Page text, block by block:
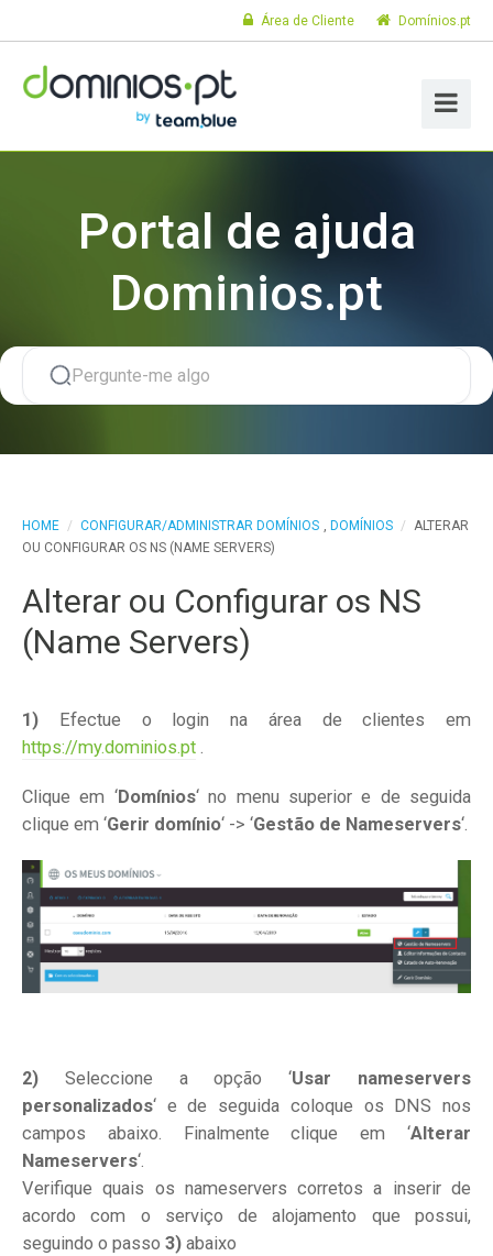
Domínios.pt
Área de Cliente
Portal de ajuda
Dominios.pt
HOME / CONFIGURAR/ADMINISTRAR DOMÍNIOS , DOMÍNIOS / ALTERAR
OU CONFIGURAR OS NS (NAME SERVERS)
Alterar ou Configurar os NS
(Name Servers)
1) Efectue o login na área de clientes em
https://my.dominios.pt .
Clique em ‘Domínios‘ no menu superior e de seguida
clique em ‘Gerir domínio‘ -> ‘Gestão de Nameservers‘.
2) Seleccione a opção ‘Usar nameservers
personalizados‘ e de seguida coloque os DNS nos
campos abaixo. Finalmente clique em ‘Alterar
Nameservers‘.
Verifique quais os nameservers corretos a inserir de
acordo com o serviço de alojamento que possui,
seguindo o passo 3) abaixo